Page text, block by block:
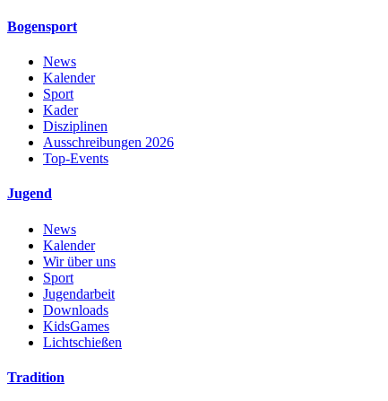
Bogensport
News
Kalender
Sport
Kader
Disziplinen
Ausschreibungen 2026
Top-Events
Jugend
News
Kalender
Wir über uns
Sport
Jugendarbeit
Downloads
KidsGames
Lichtschießen
Tradition